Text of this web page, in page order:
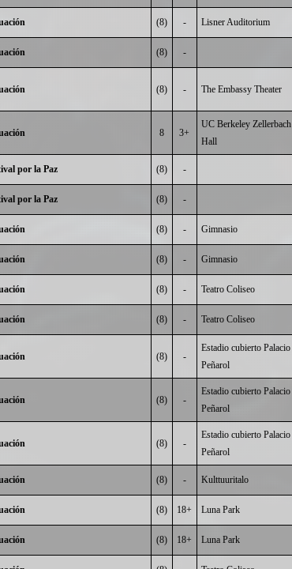
(8) - Lisner Auditorium
(8) -
(8) - The Embassy Theater
8 3+
UC Berkeley Zellerbach
Hall
por la Paz (8) -
por la Paz (8) -
(8) - Gimnasio
(8) - Gimnasio
(8) - Teatro Coliseo
(8) - Teatro Coliseo
(8) -
Estadio cubierto Palacio
Peñarol
(8) -
Estadio cubierto Palacio
Peñarol
(8) -
Estadio cubierto Palacio
Peñarol
(8) - Kulttuuritalo
(8) 18+ Luna Park
(8) 18+ Luna Park